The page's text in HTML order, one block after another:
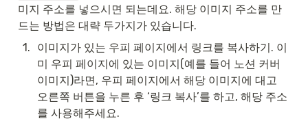
미지 주소를 넣으시면 되는데요. 해당 이미지 주소를 만
드는 방법은 대략 두가지가 있습니다.
1.
이미지가 있는 우피 페이지에서 링크를 복사하기. 이
미 우피 페이지에 있는 이미지(예를 들어 노션 커버
이미지)라면, 우피 페이지에서 해당 이미지에 대고
오른쪽 버튼을 누른 후 ‘링크 복사’를 하고, 해당 주소
를 사용해주세요.